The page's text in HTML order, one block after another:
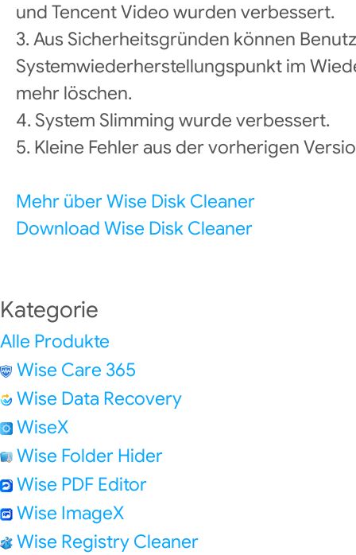
und Tencent Video wurden verbessert.
3. Aus Sicherheitsgründen können
Systemwiederherstellungspunkt im
mehr löschen.
4. System Slimming wurde verbessert.
5. Kleine Fehler aus der vorherigen
Mehr über Wise Disk Cleaner
Download Wise Disk Cleaner
Kategorie
Alle Produkte
Wise Care 365
Wise Data Recovery
WiseX
Wise Folder Hider
Wise PDF Editor
Wise ImageX
Wise Registry Cleaner